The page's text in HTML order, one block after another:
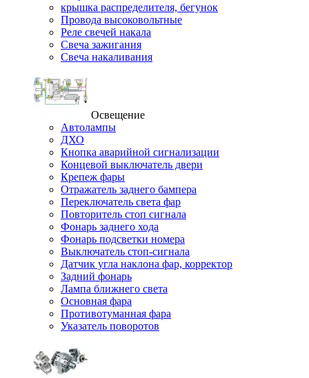
крышка распределителя, бегунок
Провода высоковольтные
Реле свечей накала
Свеча зажигания
Свеча накаливания
Освещение
Автолампы
ДХО
Кнопка аварийной сигнализации
Концевой выключатель двери
Крепеж фары
Отражатель заднего бампера
Переключатель света фар
Повторитель стоп сигнала
Фонарь заднего хода
Фонарь подсветки номера
Выключатель стоп-сигнала
Датчик угла наклона фар, корректор
Задний фонарь
Лампа ближнего света
Основная фара
Противотуманная фара
Указатель поворотов